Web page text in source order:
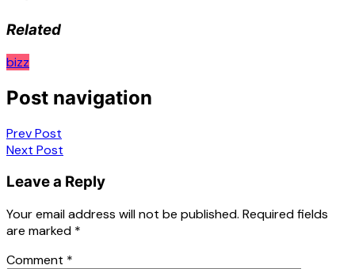
Related
bizz
Post navigation
Prev Post
Next Post
Leave a Reply
Your email address will not be published. Required fields
are marked *
Comment *